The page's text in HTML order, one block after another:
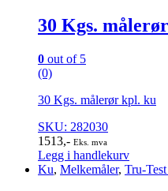
30 Kgs.
0 out of 5
(0)
30 Kgs. målerør kpl. ku
SKU: 282030
1513,- Eks. mva
Legg i handlekurv
Ku, Melkemåler, Tru-